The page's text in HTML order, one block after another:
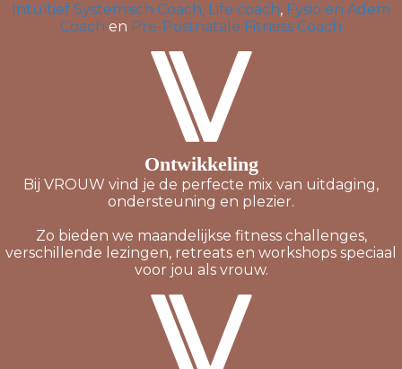
Intuïtief Systemisch Coach, Life coach, Fysio en Adem
Coach en Pre-Postnatale Fitness Coach
Ontwikkeling
Bij VROUW vind je de perfecte mix van uitdaging,
ondersteuning en plezier.
Zo bieden we maandelijkse fitness challenges,
verschillende lezingen, retreats en workshops speciaal
voor jou als vrouw.